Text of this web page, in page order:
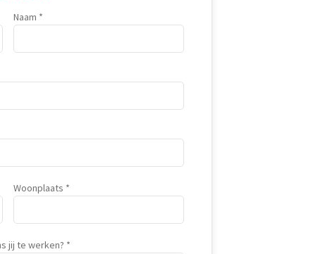
Naam
Woonplaats
jij te werken?